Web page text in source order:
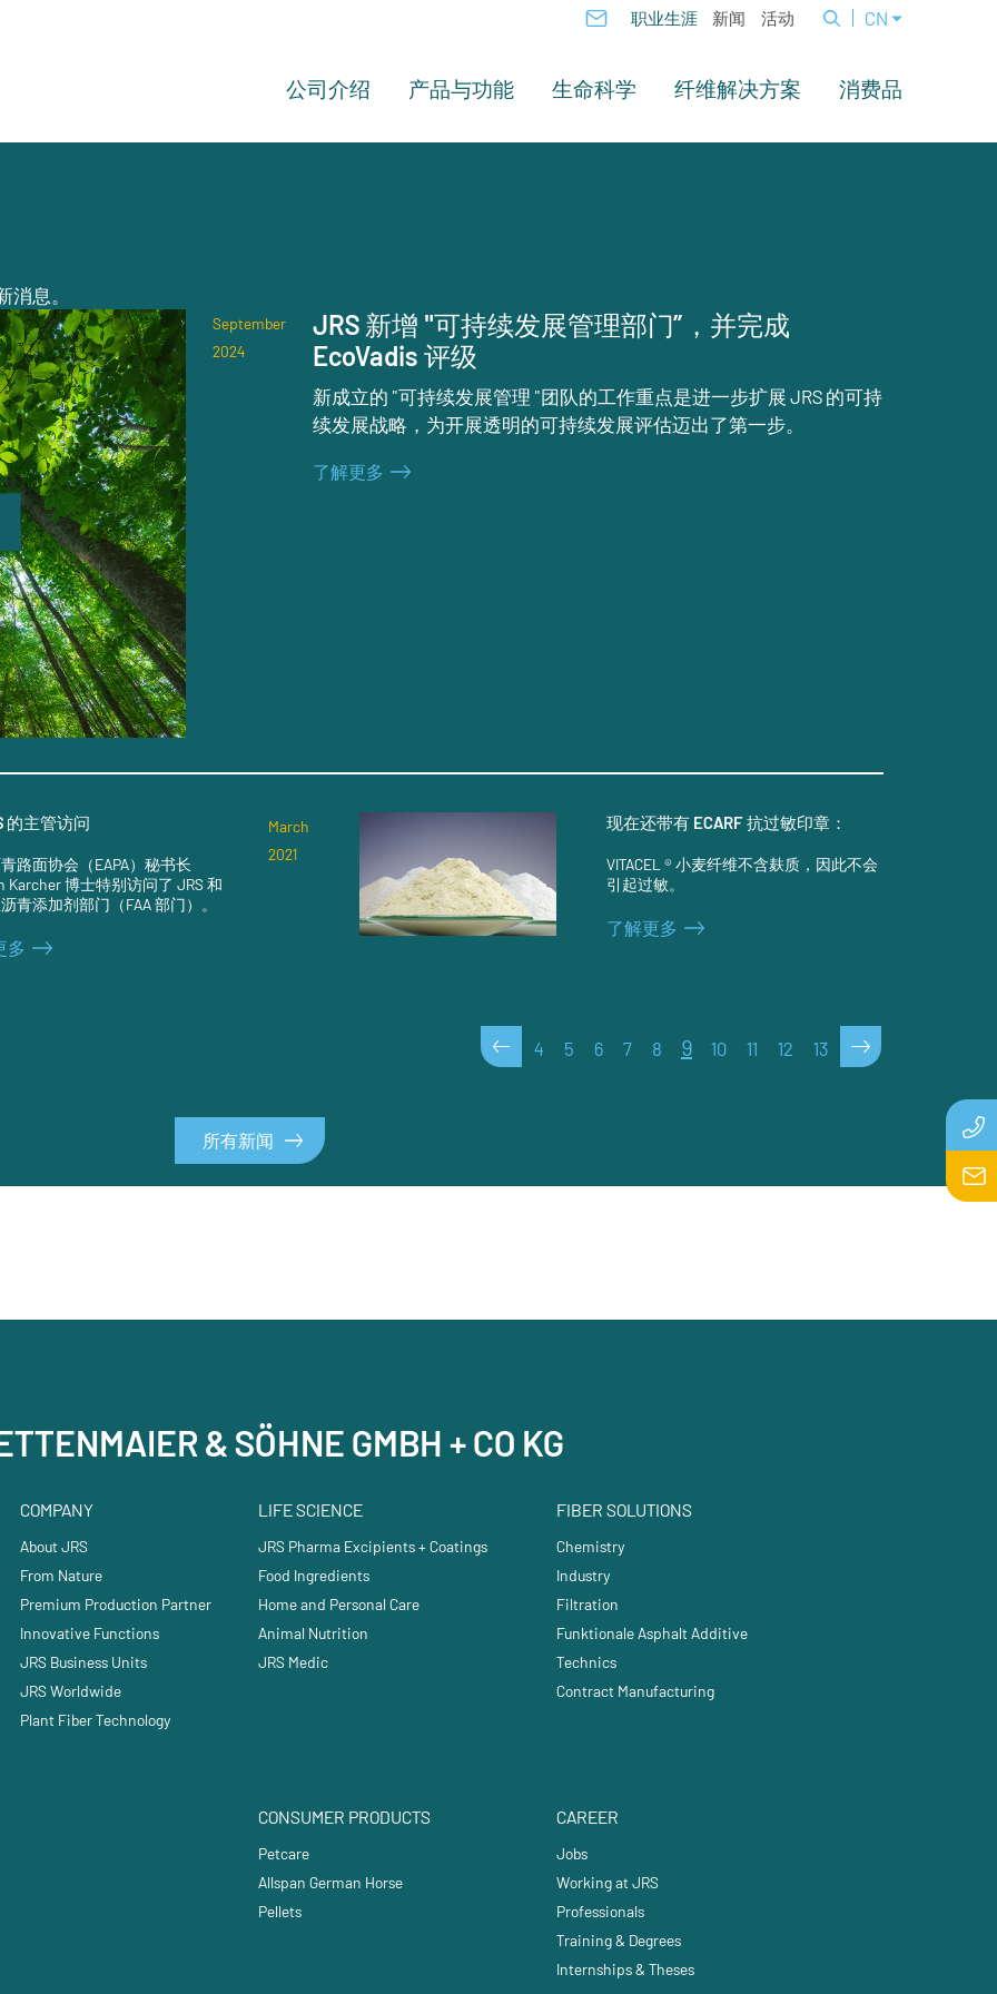
CN
职业生涯 新闻 活动
公司介绍 产品与功能 生命科学 纤维解决方案 消费品
息。
September
2024
JRS 新增 "可持续发展管理部门”，并完成
EcoVadis 评级
新成立的 "可持续发展管理 "团队的工作重点是进一步扩展 JRS 的可持
续发展战略，为开展透明的可持续发展评估迈出了第一步。
了解更多
的主管访问
路面协会（EAPA）秘书长
Karcher 博士特别访问了 JRS 和
青添加剂部门（FAA 部门）。
多
March
2021
现在还带有 ECARF 抗过敏印章：
VITACEL ® 小麦纤维不含麸质，因此不会
引起过敏。
了解更多
4 5 6 7 8 9 10 11 12 13 >
所有新闻
& SÖHNE GMBH + CO KG
COMPANY
About JRS
From Nature
Premium Production Partner
Innovative Functions
JRS Business Units
JRS Worldwide
Plant Fiber Technology
LIFE SCIENCE
JRS Pharma Excipients + Coatings
Food Ingredients
Home and Personal Care
Animal Nutrition
JRS Medic
FIBER SOLUTIONS
Chemistry
Industry
Filtration
Funktionale Asphalt Additive
Technics
Contract Manufacturing
CONSUMER PRODUCTS
Petcare
Allspan German Horse
Pellets
CAREER
Jobs
Working at JRS
Professionals
Training & Degrees
Internships & Theses